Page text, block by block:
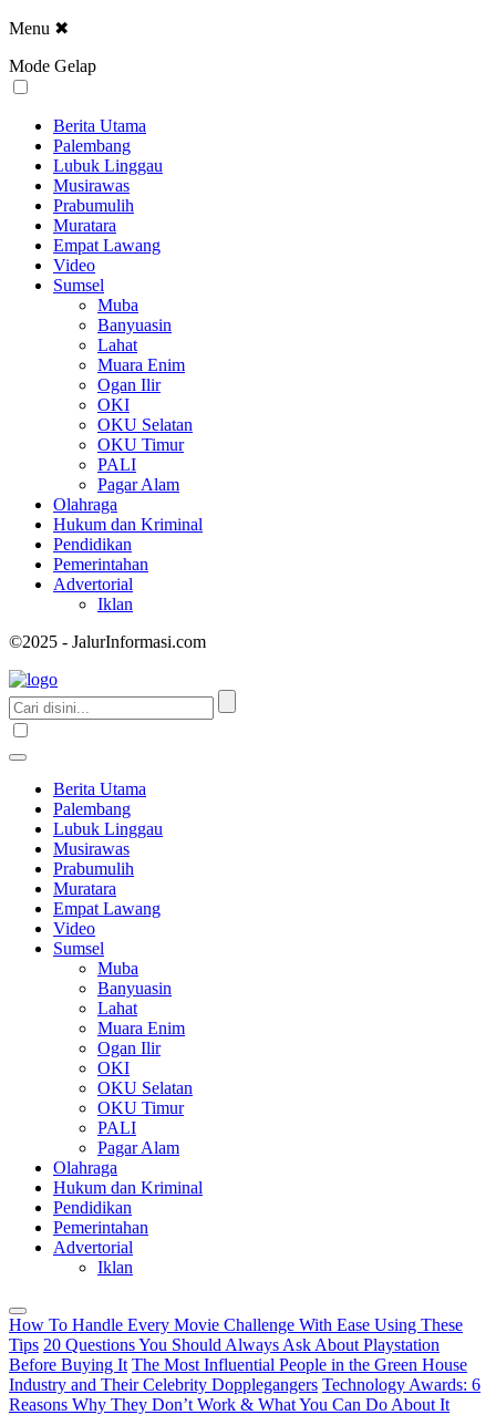
Menu ✖
Mode Gelap
Berita Utama
Palembang
Lubuk Linggau
Musirawas
Prabumulih
Muratara
Empat Lawang
Video
Sumsel
Muba
Banyuasin
Lahat
Muara Enim
Ogan Ilir
OKI
OKU Selatan
OKU Timur
PALI
Pagar Alam
Olahraga
Hukum dan Kriminal
Pendidikan
Pemerintahan
Advertorial
Iklan
©2025 - JalurInformasi.com
Berita Utama
Palembang
Lubuk Linggau
Musirawas
Prabumulih
Muratara
Empat Lawang
Video
Sumsel
Muba
Banyuasin
Lahat
Muara Enim
Ogan Ilir
OKI
OKU Selatan
OKU Timur
PALI
Pagar Alam
Olahraga
Hukum dan Kriminal
Pendidikan
Pemerintahan
Advertorial
Iklan
How To Handle Every Movie Challenge With Ease Using These
Tips 20 Questions You Should Always Ask About Playstation
Before Buying It The Most Influential People in the Green House
Industry and Their Celebrity Dopplegangers Technology Awards: 6
Reasons Why They Don’t Work & What You Can Do About It